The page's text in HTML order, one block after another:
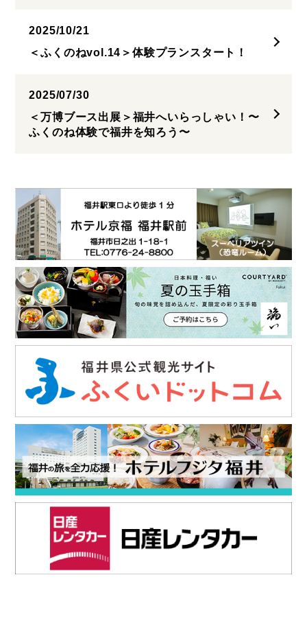
2025/10/21
＜ふくのねvol.14＞体験プランスタート！
2025/07/30
＜万博ブース出展＞福井へいらっしゃい！〜
ふくのね体験で福井を知ろう〜